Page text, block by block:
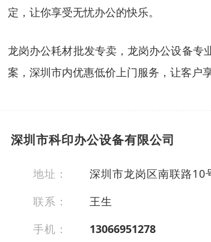
定，让你享受无忧办公的快乐。
龙岗办公耗材批发专卖，龙岗办公设备
案，深圳市内优惠低价上门服务，让客户
深圳市科印办公设备有限公司
地址：
深圳市龙岗区南联路10
联系：
王生
手机：
13066951278